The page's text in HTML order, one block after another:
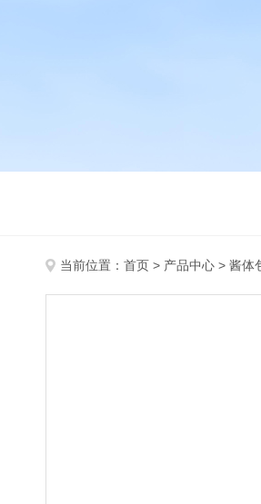
当前位置： 首页 > 产品中心 > 酱体